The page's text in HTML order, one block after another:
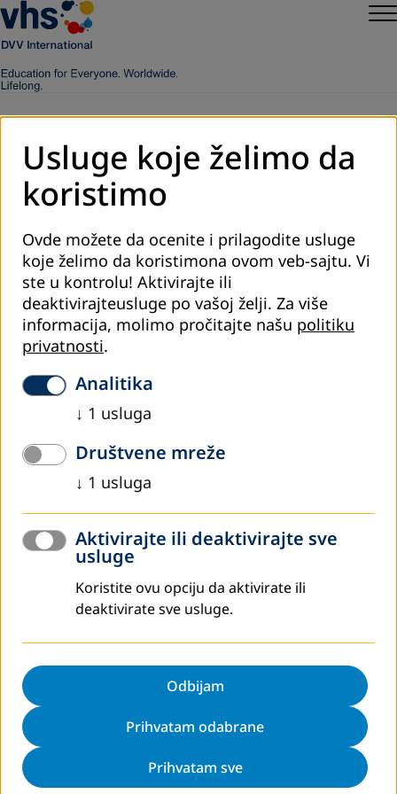
Kontakt detalji
DVV International Kosovo
(Institut für Internationale Zusammenarbeit
des Deutschen Volkshochschul-Verbandes)
Ulica. Rexhep Mala Broj. 26
10000 Prishtina
Kosovo
Telefon:+381 38 752 864
Mobilni:+383 44 430 636
E-mail:
alija@dvvinternational-ks.net
www.dvv-international.ge
Politika DVV International-a za zaštitu podataka
Impressum
Подешавања колачића
Usluge koje želimo da
koristimo
Ovde možete da ocenite i prilagodite usluge
koje želimo da koristimona ovom veb-sajtu. Vi
ste u kontrolu! Aktivirajte ili
deaktivirajteusluge po vašoj želji. Za više
informacija, molimo pročitajte našu politiku
privatnosti.
Analitika
↓ 1 usluga
Društvene mreže
↓ 1 usluga
Aktivirajte ili deaktivirajte sve
usluge
Koristite ovu opciju da aktivirate ili
deaktivirate sve usluge.
Odbijam
Prihvatam odabrane
Prihvatam sve